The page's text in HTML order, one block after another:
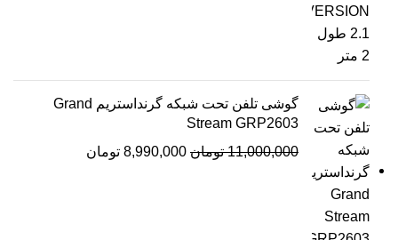
گوشی تلفن تحت شبکه گرنداستریم Grand
Stream GRP2603
11,000,000 تومان 8,990,000 تومان